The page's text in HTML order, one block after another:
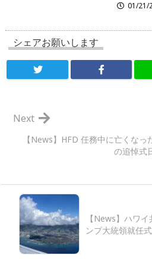
01/21/
シェアお願いします
【News】HFD 任務中に亡くなっ
の追悼式
Next
【News】ハワ
ンプ大統領就任